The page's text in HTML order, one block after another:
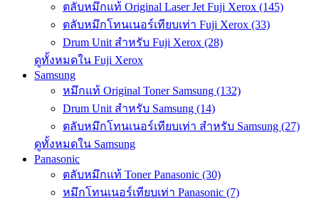
ตลับหมึกแท้ Original Laser Jet Fuji Xerox (145)
ตลับหมึกโทนเนอร์เทียบเท่า Fuji Xerox (33)
Drum Unit สำหรับ Fuji Xerox (28)
ดูทั้งหมดใน Fuji Xerox
Samsung
หมึกแท้ Original Toner Samsung (132)
Drum Unit สำหรับ Samsung (14)
ตลับหมึกโทนเนอร์เทียบเท่า สำหรับ Samsung (27)
ดูทั้งหมดใน Samsung
Panasonic
ตลับหมึกแท้ Toner Panasonic (30)
หมึกโทนเนอร์เทียบเท่า Panasonic (7)